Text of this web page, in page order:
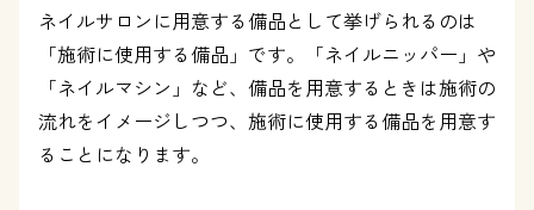
ネイルサロンに用意する備品として挙げられるのは
「施術に使用する備品」です。「ネイルニッパー」や
「ネイルマシン」など、備品を用意するときは施術の
流れをイメージしつつ、施術に使用する備品を用意す
ることになります。